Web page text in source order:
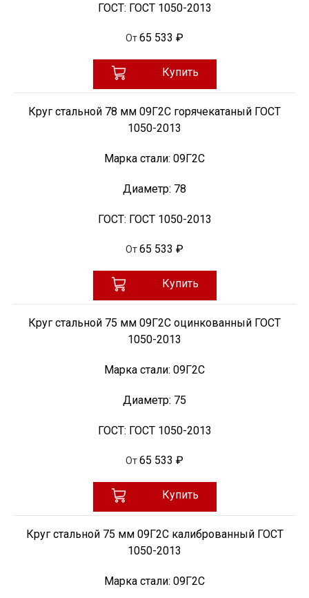
ГОСТ: ГОСТ 1050-2013
От65 533 ₽
Купить
Круг стальной 78 мм 09Г2С горячекатаный ГОСТ
1050-2013
Марка стали: 09Г2С
Диаметр: 78
ГОСТ: ГОСТ 1050-2013
От65 533 ₽
Купить
Круг стальной 75 мм 09Г2С оцинкованный ГОСТ
1050-2013
Марка стали: 09Г2С
Диаметр: 75
ГОСТ: ГОСТ 1050-2013
От65 533 ₽
Купить
Круг стальной 75 мм 09Г2С калиброванный ГОСТ
1050-2013
Марка стали: 09Г2С